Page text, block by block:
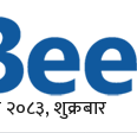
२०८३, शुक्रबार